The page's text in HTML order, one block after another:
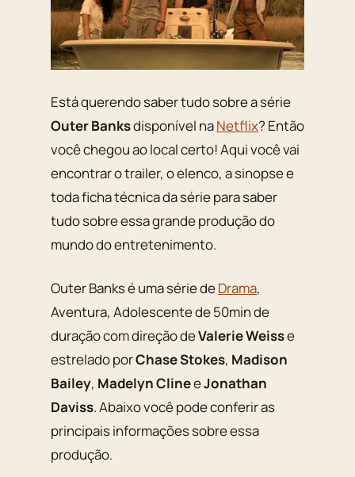
Está querendo saber tudo sobre a série
Outer Banksdisponível naNetflix? Então
você chegou ao local certo! Aqui você vai
encontrar o trailer, o elenco, a sinopse e
toda ficha técnica da série para saber
tudo sobre essa grande produção do
mundo do entretenimento.
Outer Banks é uma série deDrama,
Aventura, Adolescente de 50min de
duração com direção deValerie Weisse
estrelado porChase Stokes, Madison
Bailey, Madelyn ClineeJonathan
Daviss. Abaixo você pode conferir as
principais informações sobre essa
produção.